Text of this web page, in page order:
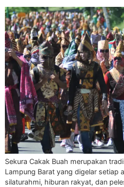
Sekura Cakak Buah merupakan
Lampung Barat yang digelar setiap
silaturahmi, hiburan rakyat, dan